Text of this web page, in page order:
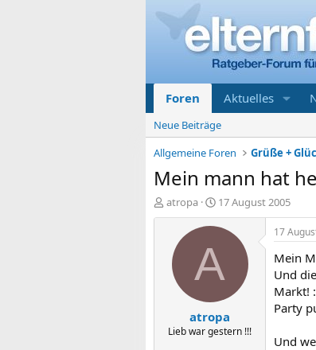
Foren Aktuelles
Neue Beiträge
Allgemeine Foren
Grüße +
Mein mann hat
E
r
atropa
E
r
s
e
l
t
a
m
17 August 2005
A
atropa
Lieb war gestern !!!
17
Mein
Und
Markt!
Party
Und